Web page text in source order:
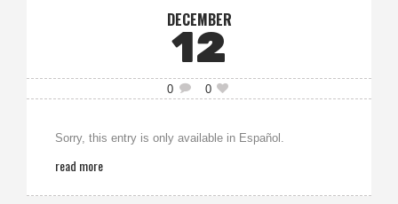
DECEMBER
12
0 0
Sorry, this entry is only available in Español.
read more